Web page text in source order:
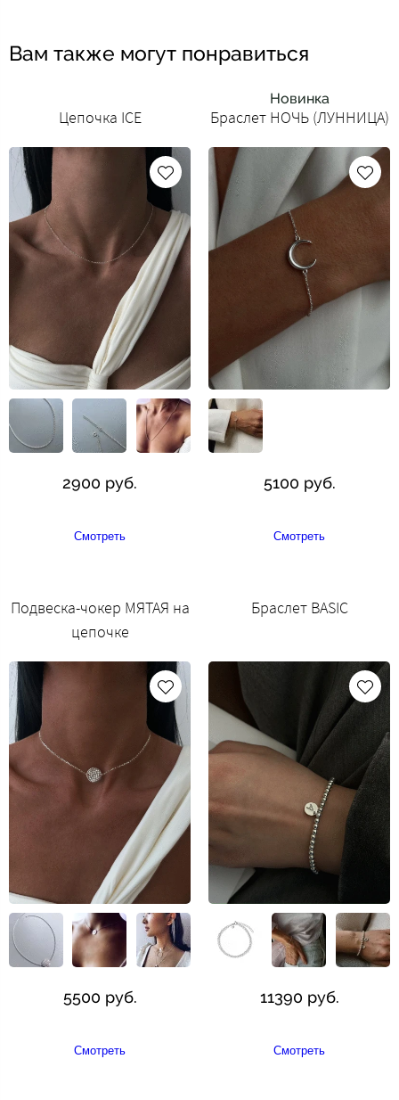
Вам также могут понравиться
Цепочка ICE
2900 руб.
Смотреть
Новинка
Браслет НОЧЬ (ЛУННИЦА)
5100 руб.
Смотреть
Подвеска-чокер МЯТАЯ на
цепочке
5500 руб.
Смотреть
Браслет BASIC
11390 руб.
Смотреть